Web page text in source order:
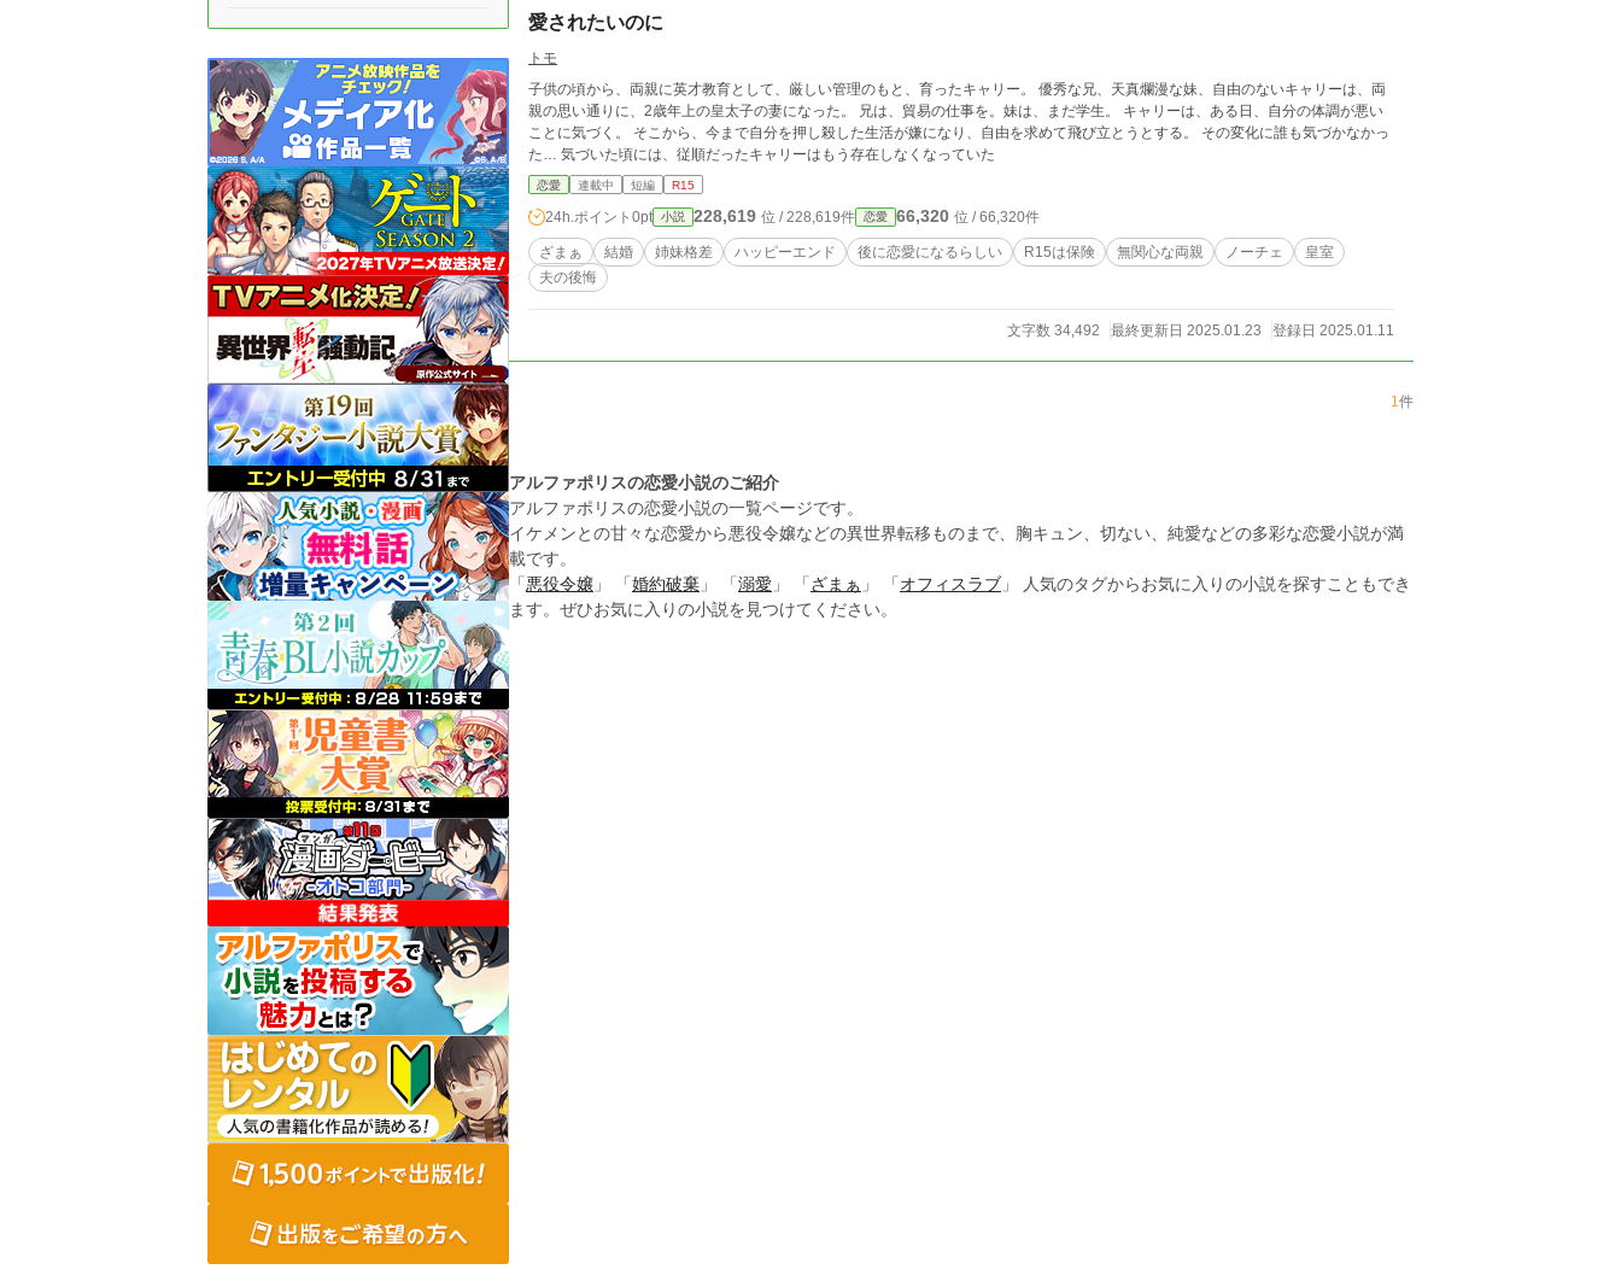
愛されたいのに
トモ
子供の頃から、両親に英才教育として、厳しい管理のもと、育ったキャリー。 優秀な兄、天真爛漫な妹、自由のないキャリーは、両
親の思い通りに、2歳年上の皇太子の妻になった。 兄は、貿易の仕事を。妹は、まだ学生。 キャリーは、ある日、自分の体調が悪い
ことに気づく。 そこから、今まで自分を押し殺した生活が嫌になり、自由を求めて飛び立とうとする。 その変化に誰も気づかなかっ
た… 気づいた頃には、従順だったキャリーはもう存在しなくなっていた
恋愛 連載中 短編 R15
24h.ポイント 0pt 小説 228,619 位 / 228,619件 恋愛 66,320 位 / 66,320件
ざまぁ 結婚 姉妹格差 ハッピーエンド 後に恋愛になるらしい R15は保険 無関心な両親 ノーチェ
皇室
夫の後悔
文字数 34,492 最終更新日 2025.01.23 登録日 2025.01.11
1件
アルファポリスの恋愛小説のご紹介
アルファポリスの恋愛小説の一覧ページです。
イケメンとの甘々な恋愛から悪役令嬢などの異世界転移ものまで、胸キュン、切ない、純愛などの多彩な恋愛小説が満
載です。
「 悪役令嬢 」 「 婚約破棄 」 「 溺愛 」 「 ざまぁ 」 「 オフィスラブ 」 人気のタグからお気に入りの小説を探すこともでき
ます。ぜひお気に入りの小説を見つけてください。